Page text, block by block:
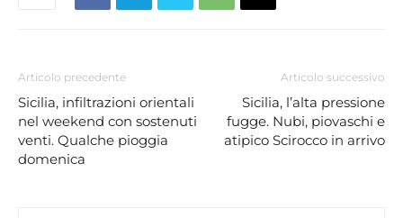
Articolo precedente
Sicilia, infiltrazioni orientali
nel weekend con sostenuti
venti. Qualche pioggia
domenica
Articolo successivo
Sicilia, l’alta pressione
fugge. Nubi, piovaschi e
atipico Scirocco in arrivo